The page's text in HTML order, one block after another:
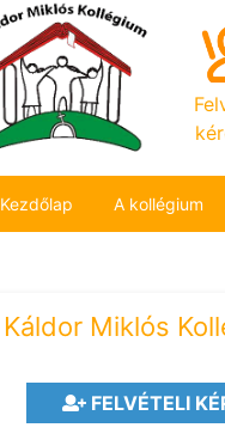
Kezdőlap A kollégium
Káldor Miklós
FELVÉTELI